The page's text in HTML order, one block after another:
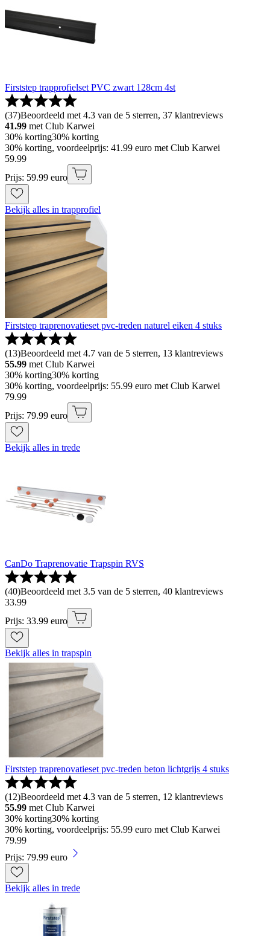
Firststep trapprofielset PVC zwart 128cm 4st
(37)Beoordeeld met 4.3 van de 5 sterren, 37 klantreviews
41.99 met Club Karwei
30% korting30% korting
30% korting, voordeelprijs: 41.99 euro met Club Karwei
59.99
Prijs: 59.99 euro
Bekijk alles in trapprofiel
Firststep traprenovatieset pvc-treden naturel eiken 4 stuks
(13)Beoordeeld met 4.7 van de 5 sterren, 13 klantreviews
55.99 met Club Karwei
30% korting30% korting
30% korting, voordeelprijs: 55.99 euro met Club Karwei
79.99
Prijs: 79.99 euro
Bekijk alles in trede
CanDo Traprenovatie Trapspin RVS
(40)Beoordeeld met 3.5 van de 5 sterren, 40 klantreviews
33.99
Prijs: 33.99 euro
Bekijk alles in trapspin
Firststep traprenovatieset pvc-treden beton lichtgrijs 4 stuks
(12)Beoordeeld met 4.3 van de 5 sterren, 12 klantreviews
55.99 met Club Karwei
30% korting30% korting
30% korting, voordeelprijs: 55.99 euro met Club Karwei
79.99
Prijs: 79.99 euro
Bekijk alles in trede